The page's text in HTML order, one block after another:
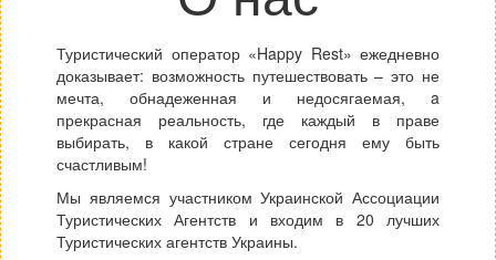
Туристический оператор «Happy Rest» ежедневно
доказывает: возможность путешествовать – это не
мечта, обнадеженная и недосягаемая, a
прекрасная реальность, где каждый в праве
выбирать, в какой стране сегодня ему быть
счастливым!
Мы являемся участником Украинской Ассоциации
Туристических Агентств и входим в 20 лучших
Туристических агентств Украины.